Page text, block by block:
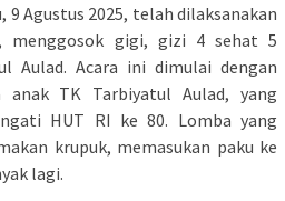
9 Agustus 2025, telah dilaksanakan
menggosok gigi, gizi 4 sehat 5
Aulad. Acara ini dimulai dengan
anak TK Tarbiyatul Aulad, yang
HUT RI ke 80. Lomba yang
krupuk, memasukan paku ke
lagi.